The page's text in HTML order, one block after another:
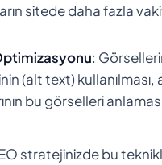
sitede daha fazla
:
(alt text) kullanılması,
bu görselleri
stratejinizde bu